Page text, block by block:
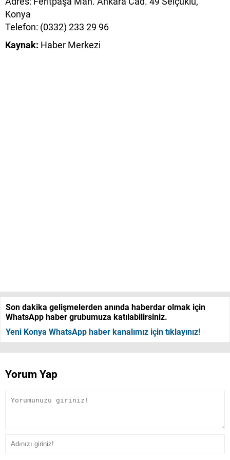
Konya
Telefon: (0332) 233 29 96
Kaynak: Haber Merkezi
Son dakika gelişmelerden anında haberdar olmak için
WhatsApp haber grubumuza katılabilirsiniz.
Yeni Konya WhatsApp haber kanalımız için tıklayınız!
Yorum Yap